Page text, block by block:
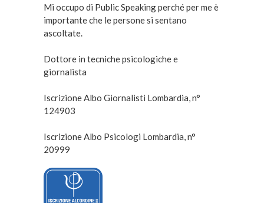
Mi occupo di Public Speaking perché per me è
importante che le persone si sentano
ascoltate.
Dottore in tecniche psicologiche e
giornalista
Iscrizione Albo Giornalisti Lombardia, n°
124903
Iscrizione Albo Psicologi Lombardia, n°
20999